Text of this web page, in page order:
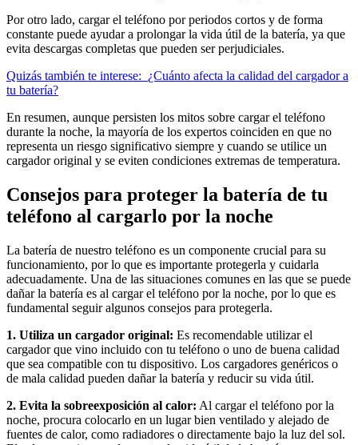
Por otro lado, cargar el teléfono por periodos cortos y de forma
constante puede ayudar a prolongar la vida útil de la batería, ya que
evita descargas completas que pueden ser perjudiciales.
Quizás también te interese: ¿Cuánto afecta la calidad del cargador a
tu batería?
En resumen, aunque persisten los mitos sobre cargar el teléfono
durante la noche, la mayoría de los expertos coinciden en que no
representa un riesgo significativo siempre y cuando se utilice un
cargador original y se eviten condiciones extremas de temperatura.
Consejos para proteger la batería de tu
teléfono al cargarlo por la noche
La batería de nuestro teléfono es un componente crucial para su
funcionamiento, por lo que es importante protegerla y cuidarla
adecuadamente. Una de las situaciones comunes en las que se puede
dañar la batería es al cargar el teléfono por la noche, por lo que es
fundamental seguir algunos consejos para protegerla.
1. Utiliza un cargador original: Es recomendable utilizar el
cargador que vino incluido con tu teléfono o uno de buena calidad
que sea compatible con tu dispositivo. Los cargadores genéricos o
de mala calidad pueden dañar la batería y reducir su vida útil.
2. Evita la sobreexposición al calor: Al cargar el teléfono por la
noche, procura colocarlo en un lugar bien ventilado y alejado de
fuentes de calor, como radiadores o directamente bajo la luz del sol.